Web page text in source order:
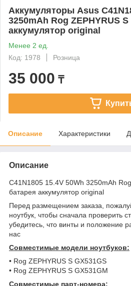
Аккумуляторы Asus
3250mAh Rog ZEPHYRUS
аккумулятор original
Менее 2 ед.
Код: 1978
Розница
35 000 ₸
Описание Характеристики
Описание
C41N1805 15.4V 50Wh 3250mAh
батарея аккумулятор original
Перед размещением заказа,
ноутбук, чтобы сначала проверить
убедитесь, что винты и положение
нас
Совместимые модели ноутбуков:
• Rog ZEPHYRUS S GX531GS
• Rog ZEPHYRUS S GX531GM
Совместимые парт-номера: